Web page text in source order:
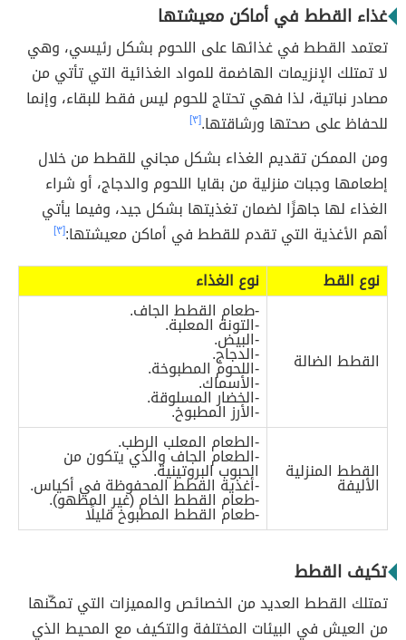
غذاء القطط في أماكن معيشتها
تعتمد القطط في غذائها على اللحوم بشكل رئيسي، وهي
لا تمتلك الإنزيمات الهاضمة للمواد الغذائية التي تأتي من
مصادر نباتية، لذا فهي تحتاج للحوم ليس فقط للبقاء، وإنما
للحفاظ على صحتها ورشاقتها.[٣]
ومن الممكن تقديم الغذاء بشكل مجاني للقطط من خلال
إطعامها وجبات منزلية من بقايا اللحوم والدجاج، أو شراء
الغذاء لها جاهزًا لضمان تغذيتها بشكل جيد، وفيما يأتي
أهم الأغذية التي تقدم للقطط في أماكن معيشتها:[٣]
نوع القط نوع الغذاء
القطط الضالة
-طعام القطط الجاف.
-التونة المعلبة.
-البيض.
-الدجاج.
-اللحوم المطبوخة.
-الأسماك.
-الخضار المسلوقة.
-الأرز المطبوخ.
القطط المنزلية
الأليفة
-الطعام المعلب الرطب.
-الطعام الجاف والذي يتكون من
الحبوب البروتينية.
-أغذية القطط المحفوظة في أكياس.
-طعام القطط الخام (غير المطهو).
-طعام القطط المطبوخ قليلًا
تكيف القطط
تمتلك القطط العديد من الخصائص والمميزات التي تمكّنها
من العيش في البيئات المختلفة والتكيف مع المحيط الذي